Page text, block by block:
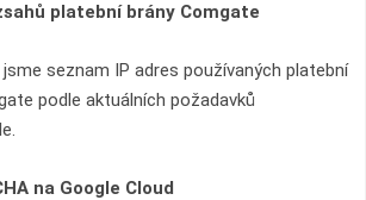
platební brány Comgate
seznam IP adres používaných platební
podle aktuálních požadavků
na Google Cloud